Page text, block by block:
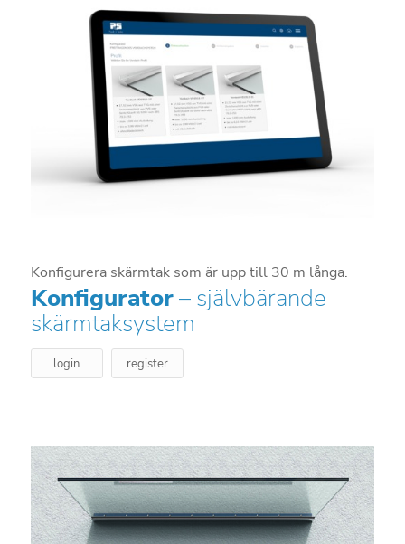
Konfigurera skärmtak som är upp till 30 m långa.
Konfigurator– självbärande
skärmtaksystem
login register